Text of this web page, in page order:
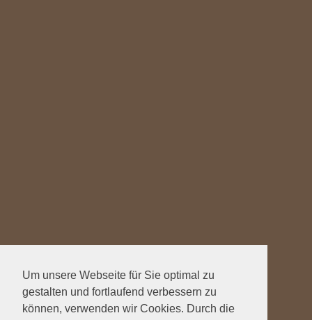
Um unsere Webseite für Sie optimal zu
gestalten und fortlaufend verbessern zu
können, verwenden wir Cookies. Durch die